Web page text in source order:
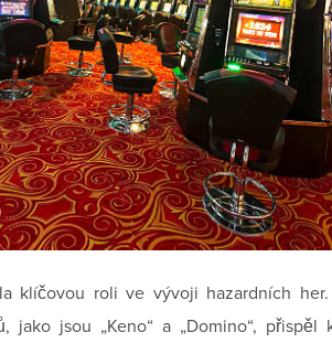
klíčovou roli ve vývoji hazardních
jako jsou „Keno“ a „Domino“,